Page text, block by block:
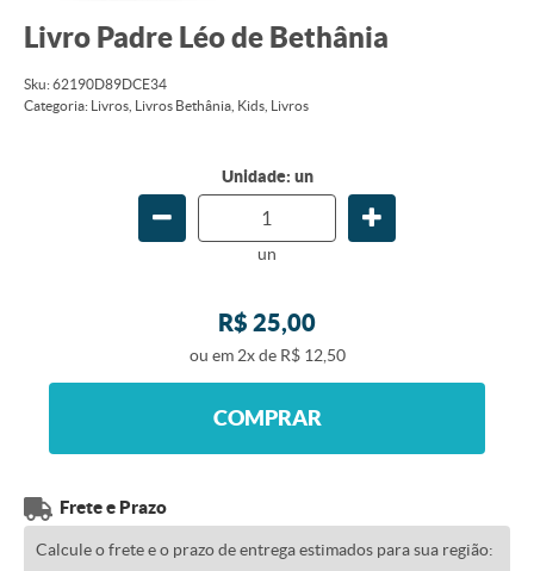
Livro Padre Léo de Bethânia
Sku: 62190D89DCE34
Categoria:
Livros Livros Bethânia Kids Livros
Unidade: un
un
R$ 25,00
ou em2xde R$ 12,50
COMPRAR
Frete e Prazo
Calcule o frete e o prazo de entrega estimados para sua região: